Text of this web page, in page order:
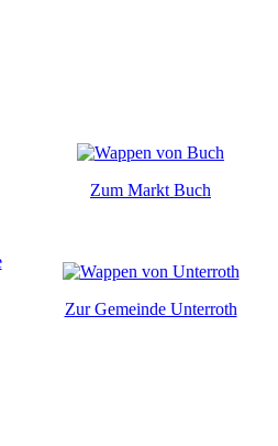
Zum Markt Buch
Zur Gemeinde Unterroth